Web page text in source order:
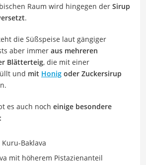
Raum wird hingegen der Sirup
.
die Süßspeise laut gängiger
aber immer aus mehreren
Blätterteig, die mit einer
und mit Honig oder Zuckersirup
es auch noch einige besondere
Baklava
mit höherem Pistazienanteil